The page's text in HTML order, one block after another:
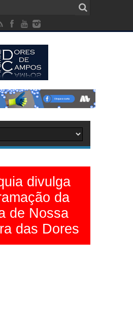
divulga
da
de Nossa
das Dores